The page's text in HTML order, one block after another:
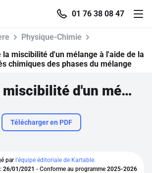
01 76 38 08 47
Physique-Chimie
la miscibilité d'un mélange à l'aide de la
chimiques des phases du mélange
Prédire la miscibilité d'un mélange à l'aide de la polarité des entités chimiques des phases du mélange
Télécharger en PDF
par l'équipe éditoriale de Kartable.
26/01/2021 - Conforme au programme 2025-2026